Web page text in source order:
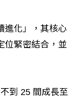
進化」，其核心
位緊密結合，並
到 25 間成長至